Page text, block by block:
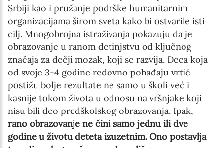
Srbiji kao i pružanje podrške humanitarnim
organizacijama širom sveta kako bi ostvarile isti
cilj. Mnogobrojna istraživanja pokazuju da je
obrazovanje u ranom detinjstvu od ključnog
značaja za dečji mozak, koji se razvija. Deca koja
od svoje 3-4 godine redovno pohađaju vrtić
postižu bolje rezultate ne samo u školi već i
kasnije tokom života u odnosu na vršnjake koji
nisu bili deo predškolskog obrazovanja. Ipak,
rano obrazovanje ne čini samo jednu ili dve
godine u životu deteta izuzetnim. Ono postavlja